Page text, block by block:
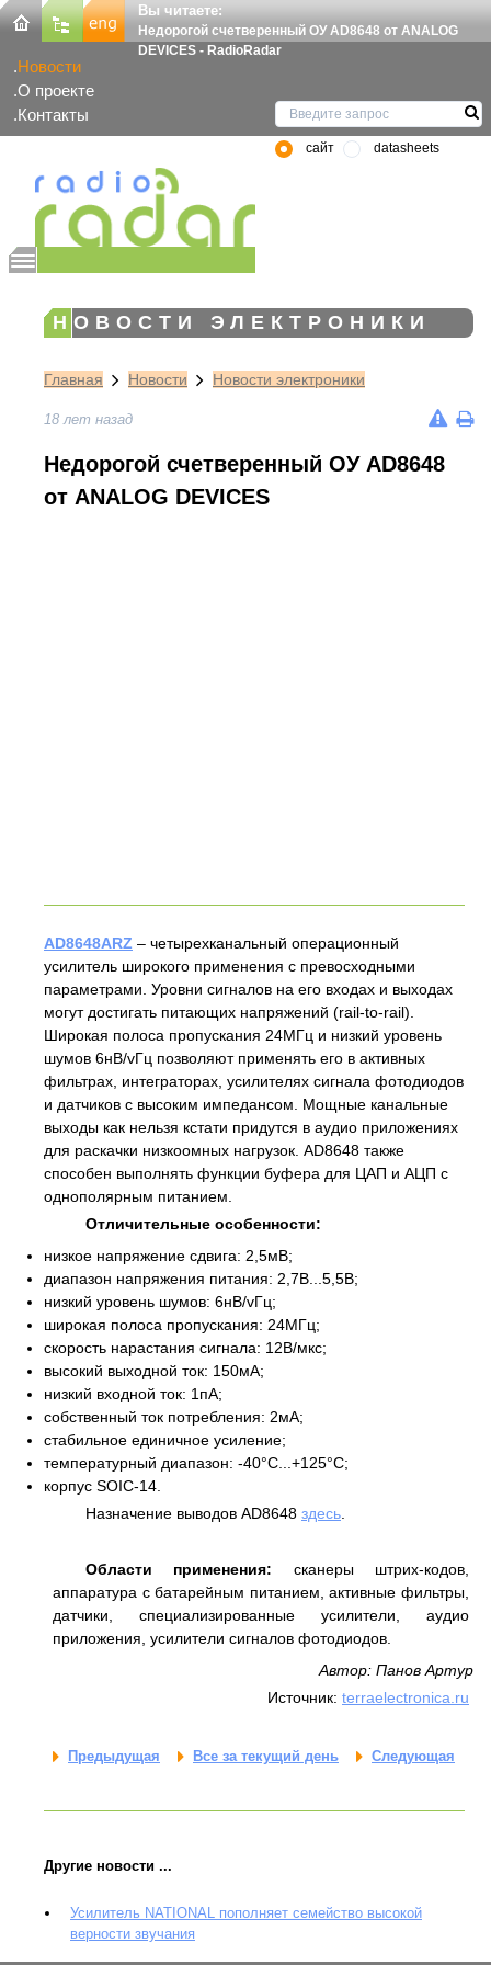
Вы читаете:
Недорогой счетверенный ОУ AD8648 от ANALOG
DEVICES - RadioRadar
Новости
О проекте
Контакты
сайт datasheets
НОВОСТИ ЭЛЕКТРОНИКИ
Главная Новости Новости электроники
18 лет назад
Недорогой счетверенный ОУ AD8648
от ANALOG DEVICES
AD8648ARZ – четырехканальный операционный
усилитель широкого применения с превосходными
параметрами. Уровни сигналов на его входах и выходах
могут достигать питающих напряжений (rail-to-rail).
Широкая полоса пропускания 24МГц и низкий уровень
шумов 6нВ/vГц позволяют применять его в активных
фильтрах, интеграторах, усилителях сигнала фотодиодов
и датчиков с высоким импедансом. Мощные канальные
выходы как нельзя кстати придутся в аудио приложениях
для раскачки низкоомных нагрузок. AD8648 также
способен выполнять функции буфера для ЦАП и АЦП с
однополярным питанием.
Отличительные особенности:
низкое напряжение сдвига: 2,5мВ;
диапазон напряжения питания: 2,7В...5,5В;
низкий уровень шумов: 6нВ/vГц;
широкая полоса пропускания: 24МГц;
скорость нарастания сигнала: 12В/мкс;
высокий выходной ток: 150мА;
низкий входной ток: 1пА;
собственный ток потребления: 2мА;
стабильное единичное усиление;
температурный диапазон: -40°C...+125°C;
корпус SOIC-14.
Назначение выводов AD8648 здесь.
Области применения: сканеры штрих-кодов,
аппаратура с батарейным питанием, активные фильтры,
датчики, специализированные усилители, аудио
приложения, усилители сигналов фотодиодов.
Автор: Панов Артур
Источник: terraelectronica.ru
Предыдущая Все за текущий день Следующая
Другие новости ...
Усилитель NATIONAL пополняет семейство высокой
верности звучания